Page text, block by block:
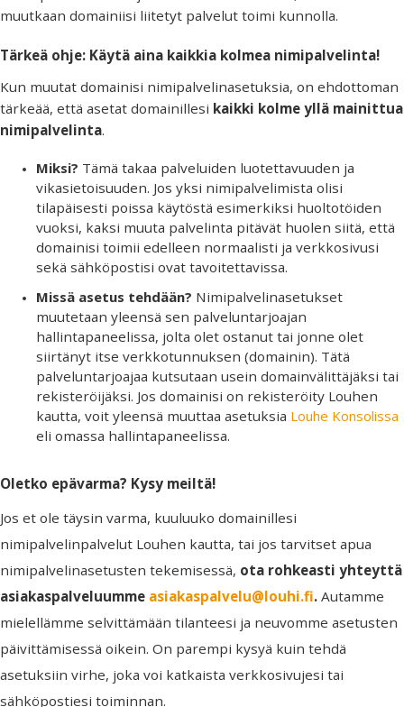
muutkaan domainiisi liitetyt palvelut toimi kunnolla.
Tärkeä ohje: Käytä aina kaikkia kolmea nimipalvelinta!
Kun muutat domainisi nimipalvelinasetuksia, on ehdottoman
tärkeää, että asetat domainillesi kaikki kolme yllä mainittua
nimipalvelinta.
Miksi? Tämä takaa palveluiden luotettavuuden ja
vikasietoisuuden. Jos yksi nimipalvelimista olisi
tilapäisesti poissa käytöstä esimerkiksi huoltotöiden
vuoksi, kaksi muuta palvelinta pitävät huolen siitä, että
domainisi toimii edelleen normaalisti ja verkkosivusi
sekä sähköpostisi ovat tavoitettavissa.
Missä asetus tehdään? Nimipalvelinasetukset
muutetaan yleensä sen palveluntarjoajan
hallintapaneelissa, jolta olet ostanut tai jonne olet
siirtänyt itse verkkotunnuksen (domainin). Tätä
palveluntarjoajaa kutsutaan usein domainvälittäjäksi tai
rekisteröijäksi. Jos domainisi on rekisteröity Louhen
kautta, voit yleensä muuttaa asetuksia Louhe Konsolissa
eli omassa hallintapaneelissa.
Oletko epävarma? Kysy meiltä!
Jos et ole täysin varma, kuuluuko domainillesi
nimipalvelinpalvelut Louhen kautta, tai jos tarvitset apua
nimipalvelinasetusten tekemisessä, ota rohkeasti yhteyttä
asiakaspalveluumme asiakaspalvelu@louhi.fi. Autamme
mielellämme selvittämään tilanteesi ja neuvomme asetusten
päivittämisessä oikein. On parempi kysyä kuin tehdä
asetuksiin virhe, joka voi katkaista verkkosivujesi tai
sähköpostiesi toiminnan.